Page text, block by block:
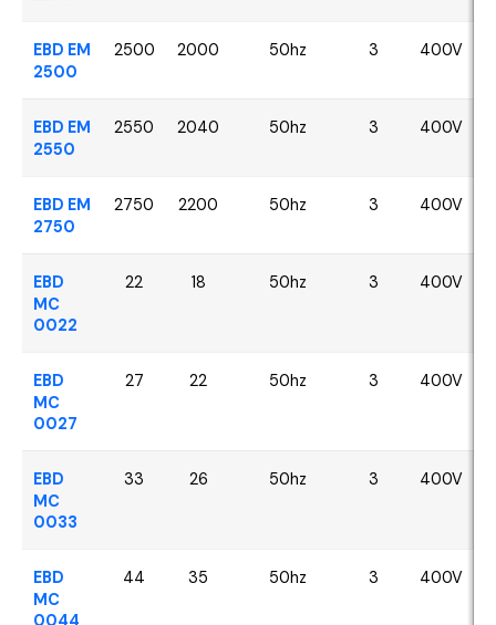
EBD EM
2500
2500 2000 50hz 3 400V
EBD EM
2550
2550 2040 50hz 3 400V
EBD EM
2750
2750 2200 50hz 3 400V
EBD
MC
0022
22 18 50hz 3 400V
EBD
MC
0027
27 22 50hz 3 400V
EBD
MC
0033
33 26 50hz 3 400V
EBD
MC
0044
44 35 50hz 3 400V